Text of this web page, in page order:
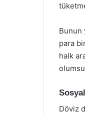
Bunun
para
halk
Döviz